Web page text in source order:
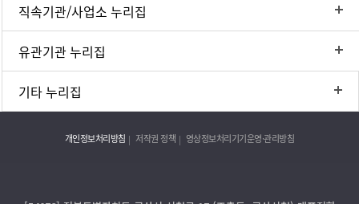
직속기관/사업소 누리집
유관기관 누리집
기타 누리집
개인정보처리방침 저작권 정책 영상정보처리기기운영·관리방침